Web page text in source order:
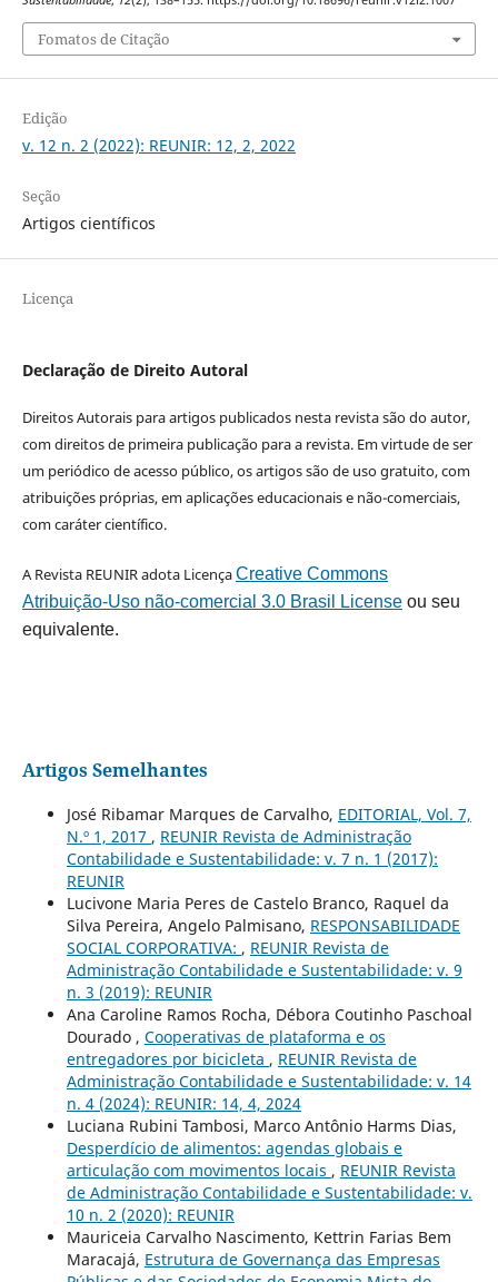
Fomatos de Citação
Edição
v. 12 n. 2 (2022): REUNIR: 12, 2, 2022
Seção
Artigos científicos
Licença
Declaração de Direito Autoral
Direitos Autorais para artigos publicados nesta revista são do autor,
com direitos de primeira publicação para a revista. Em virtude de ser
um periódico de acesso público, os artigos são de uso gratuito, com
atribuições próprias, em aplicações educacionais e não-comerciais,
com caráter científico.
A Revista REUNIR adota LicençaCreative Commons
Atribuição-Uso não-comercial 3.0 Brasil Licenseou seu
equivalente.
Artigos Semelhantes
José Ribamar Marques de Carvalho, EDITORIAL, Vol. 7,
N.º 1, 2017 , REUNIR Revista de Administração
Contabilidade e Sustentabilidade: v. 7 n. 1 (2017):
REUNIR
Lucivone Maria Peres de Castelo Branco, Raquel da
Silva Pereira, Angelo Palmisano, RESPONSABILIDADE
SOCIAL CORPORATIVA: , REUNIR Revista de
Administração Contabilidade e Sustentabilidade: v. 9
n. 3 (2019): REUNIR
Ana Caroline Ramos Rocha, Débora Coutinho Paschoal
Dourado , Cooperativas de plataforma e os
entregadores por bicicleta , REUNIR Revista de
Administração Contabilidade e Sustentabilidade: v. 14
n. 4 (2024): REUNIR: 14, 4, 2024
Luciana Rubini Tambosi, Marco Antônio Harms Dias,
Desperdício de alimentos: agendas globais e
articulação com movimentos locais , REUNIR Revista
de Administração Contabilidade e Sustentabilidade: v.
10 n. 2 (2020): REUNIR
Mauriceia Carvalho Nascimento, Kettrin Farias Bem
Maracajá, Estrutura de Governança das Empresas